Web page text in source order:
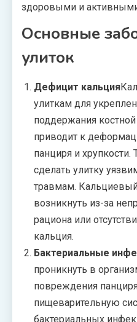
здоровыми и
Основные
улиток
Дефицит кальция
улиткам для
поддержания
приводит к
панциря и
сделать улитку
травмам.
возникнуть из-за
рациона или
кальция.
Бактериальные
проникнуть в
повреждения
пищеварительную
бактериальных